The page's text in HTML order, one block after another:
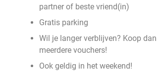
partner of beste vriend(in)
Gratis parking
Wil je langer verblijven? Koop dan
meerdere vouchers!
Ook geldig in het weekend!